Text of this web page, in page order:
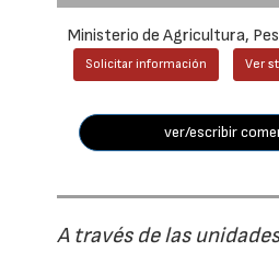
Ministerio de Agricultura,
Solicitar información Ver
ver/escribir
A través de las